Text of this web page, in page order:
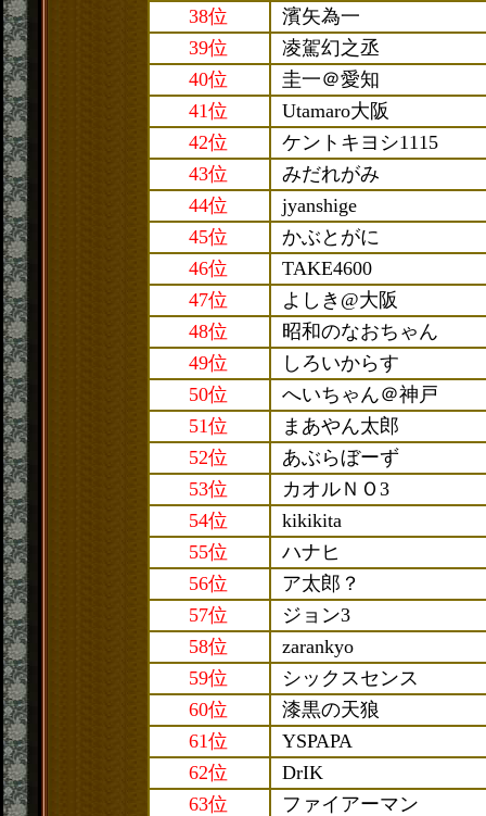
38位
濱矢為一
39位
凌駕幻之丞
40位
圭一＠愛知
41位
Utamaro大阪
42位
ケントキヨシ1115
43位
みだれがみ
44位
jyanshige
45位
かぶとがに
46位
TAKE4600
47位
よしき@大阪
48位
昭和のなおちゃん
49位
しろいからす
50位
へいちゃん＠神戸
51位
まあやん太郎
52位
あぶらぼーず
53位
カオルＮＯ3
54位
kikikita
55位
ハナヒ
56位
ア太郎？
57位
ジョン3
58位
zarankyo
59位
シックスセンス
60位
漆黒の天狼
61位
YSPAPA
62位
DrIK
63位
ファイアーマン